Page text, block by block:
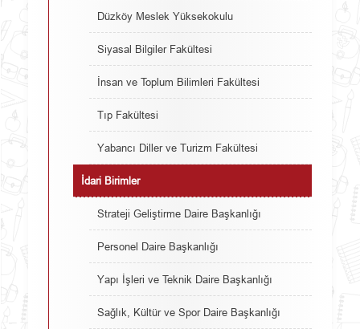
Düzköy Meslek Yüksekokulu
Siyasal Bilgiler Fakültesi
İnsan ve Toplum Bilimleri Fakültesi
Tıp Fakültesi
Yabancı Diller ve Turizm Fakültesi
İdari Birimler
Strateji Geliştirme Daire Başkanlığı
Personel Daire Başkanlığı
Yapı İşleri ve Teknik Daire Başkanlığı
Sağlık, Kültür ve Spor Daire Başkanlığı